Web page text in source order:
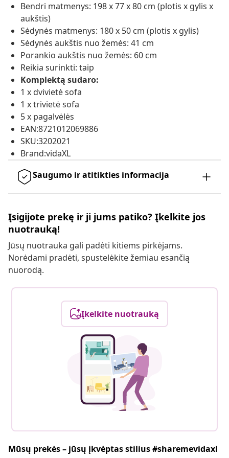
Bendri matmenys: 198 x 77 x 80 cm (plotis x gylis x
aukštis)
Sėdynės matmenys: 180 x 50 cm (plotis x gylis)
Sėdynės aukštis nuo žemės: 41 cm
Porankio aukštis nuo žemės: 60 cm
Reikia surinkti: taip
Komplektą sudaro:
1 x dvivietė sofa
1 x trivietė sofa
5 x pagalvėlės
EAN:8721012069886
SKU:3202021
Brand:vidaXL
Saugumo ir atitikties informacija
Įsigijote prekę ir ji jums patiko? Įkelkite jos
nuotrauką!
Jūsų nuotrauka gali padėti kitiems pirkėjams.
Norėdami pradėti, spustelėkite žemiau esančią
nuorodą.
Įkelkite nuotrauką
Mūsų prekės – jūsų įkvėptas stilius #sharemevidaxl